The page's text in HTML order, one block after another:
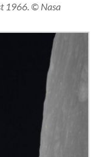
1966. © Nasa